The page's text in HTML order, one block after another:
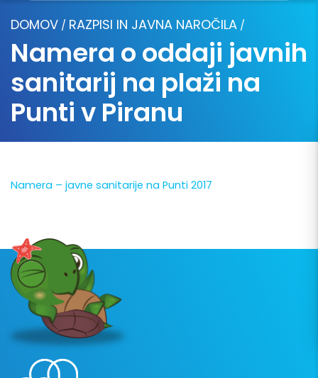
DOMOV / RAZPISI IN JAVNA NAROČILA /
Namera o oddaji javnih
sanitarij na plaži na
Punti v Piranu
Namera – javne sanitarije na Punti 2017